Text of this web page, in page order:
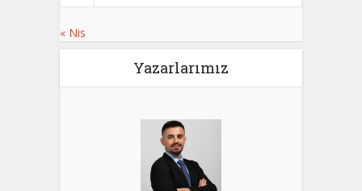
« Nis
Yazarlarımız